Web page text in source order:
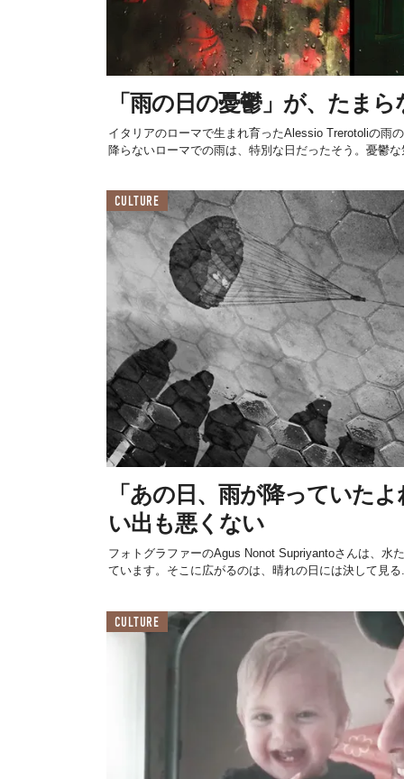
「雨の日の憂鬱」が、たま
イタリアのローマで生まれ育ったAlessio Trerotoliの雨
降らないローマでの雨は、特別な日だったそう。憂鬱
CULTURE
「あの日、雨が降っていた
い出も悪くない
フォトグラファーのAgus Nonot Supriyantoさんは、水
ています。そこに広がるのは、晴れの日には決して見る
CULTURE